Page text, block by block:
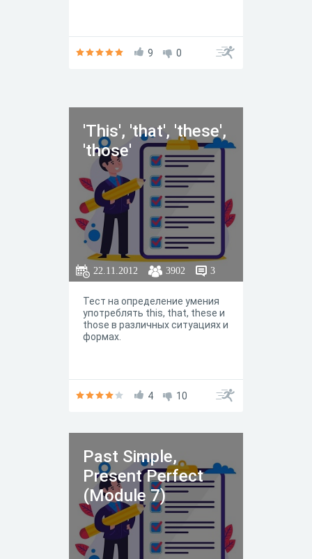
9 0
'This', 'that', 'these',
'those'
22.11.2012 3902 3
Тест на определение умения
употреблять this, that, these и
those в различных ситуациях и
формах.
4 10
Past Simple,
Present Perfect
(Module 7)